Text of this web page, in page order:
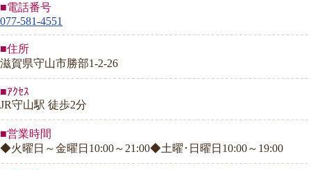
■電話番号
077-581-4551
■住所
滋賀県守山市勝部1-2-26
■ｱｸｾｽ
JR守山駅 徒歩2分
■営業時間
◆火曜日～金曜日10:00～21:00◆土曜･日曜日10:00～19:00